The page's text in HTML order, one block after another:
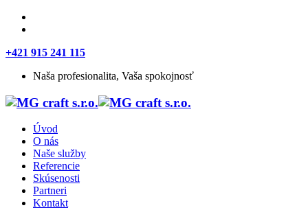
+421 915 241 115
Naša profesionalita, Vaša spokojnosť
Úvod
O nás
Naše služby
Referencie
Skúsenosti
Partneri
Kontakt